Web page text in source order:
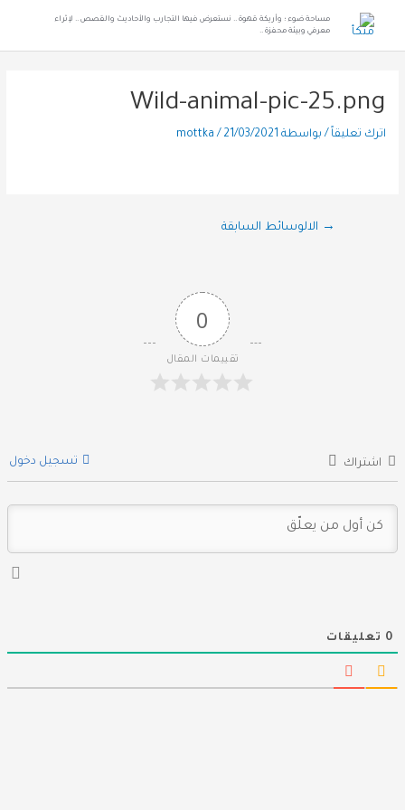
مساحة ضوء ؛ وأريكة قهوة .. نستعرض فيها التجارب والأحاديث والقصص .. لإثراء
معرفي وبيئة محفزة ..
Wild-animal-pic-25.png
اترك تعليقاً / بواسطة mottka/ 21/03/2021
→ الالوسائط السابقة
0
تقييمات المقال
اشتراك تسجيل دخول
0 تعليقات